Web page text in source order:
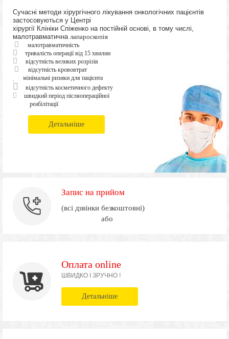
Сучасні методи хірургічного лікування онкологічних пацієнтів
застосовуються у Центрі
хірургії Клініки Спіженко на постійній основі, в тому числі,
малотравматична лапароскопія
малотравматичність
тривалість операції від 15 хвилин
відсутність великих розрізів
відсутність крововтрат
мінімальні ризики для пацієнта
відсутність косметичного дефекту
швидкий період післяопераційної
реабілітації
Детальніше
Запис на прийом
(всі дзвінки безкоштовні)
або
Оплата online
ШВИДКО І ЗРУЧНО !
Детальніше